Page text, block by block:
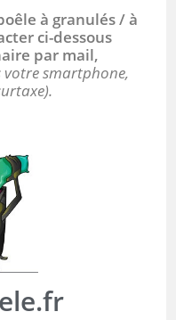
à granulés / à
ci-dessous
par mail,
votre smartphone,